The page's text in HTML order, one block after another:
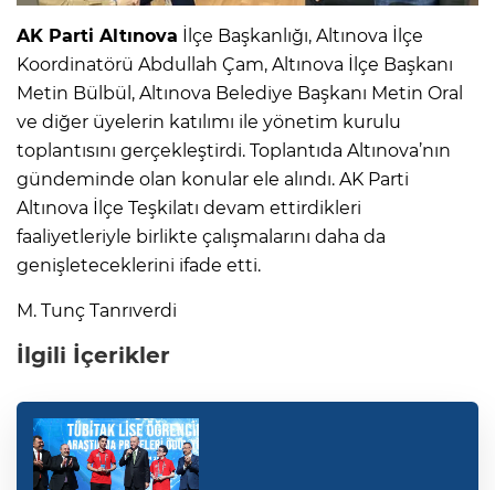
AK Parti Altınova İlçe Başkanlığı, Altınova İlçe
Koordinatörü Abdullah Çam, Altınova İlçe Başkanı
Metin Bülbül, Altınova Belediye Başkanı Metin Oral
ve diğer üyelerin katılımı ile yönetim kurulu
toplantısını gerçekleştirdi. Toplantıda Altınova’nın
gündeminde olan konular ele alındı. AK Parti
Altınova İlçe Teşkilatı devam ettirdikleri
faaliyetleriyle birlikte çalışmalarını daha da
genişleteceklerini ifade etti.
M. Tunç Tanrıverdi
İlgili İçerikler